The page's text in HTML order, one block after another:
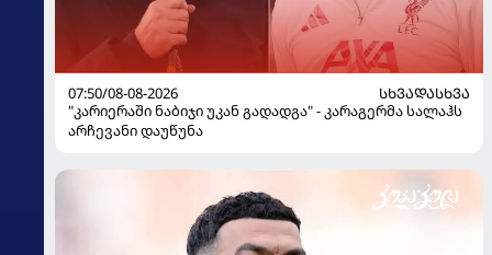
07:50/08-08-2026
ᲡᲮᲕᲐᲓᲐᲡᲮᲕᲐ
"კარიერაში ნაბიჯი უკან გადადგა" - კარაგერმა სალაჰს
არჩევანი დაუწუნა